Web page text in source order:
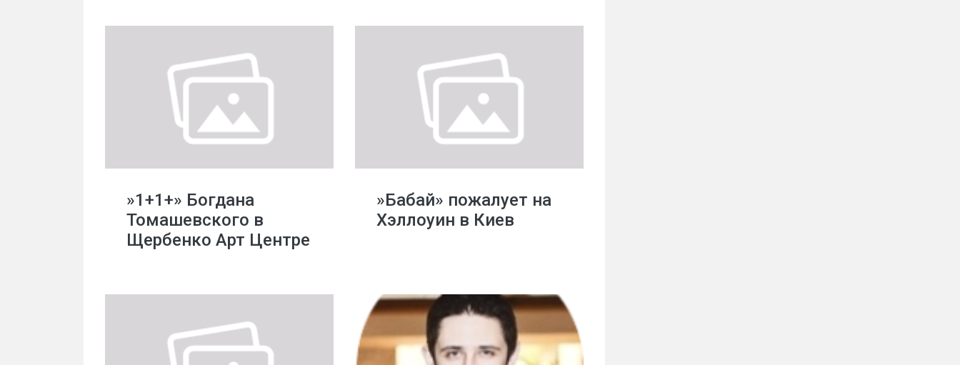
»1+1+» Богдана
Томашевского в
Щербенко Арт Центре
»Бабай» пожалует на
Хэллоуин в Киев